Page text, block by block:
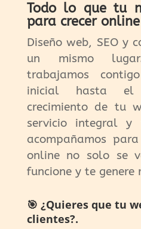
Todo lo que tu
para crecer online
Diseño web, SEO y
un mismo
trabajamos
inicial hasta el
crecimiento de tu
servicio integral y
acompañamos
online no solo se
funcione y te genere
🎯 ¿Quieres que tu
clientes?.